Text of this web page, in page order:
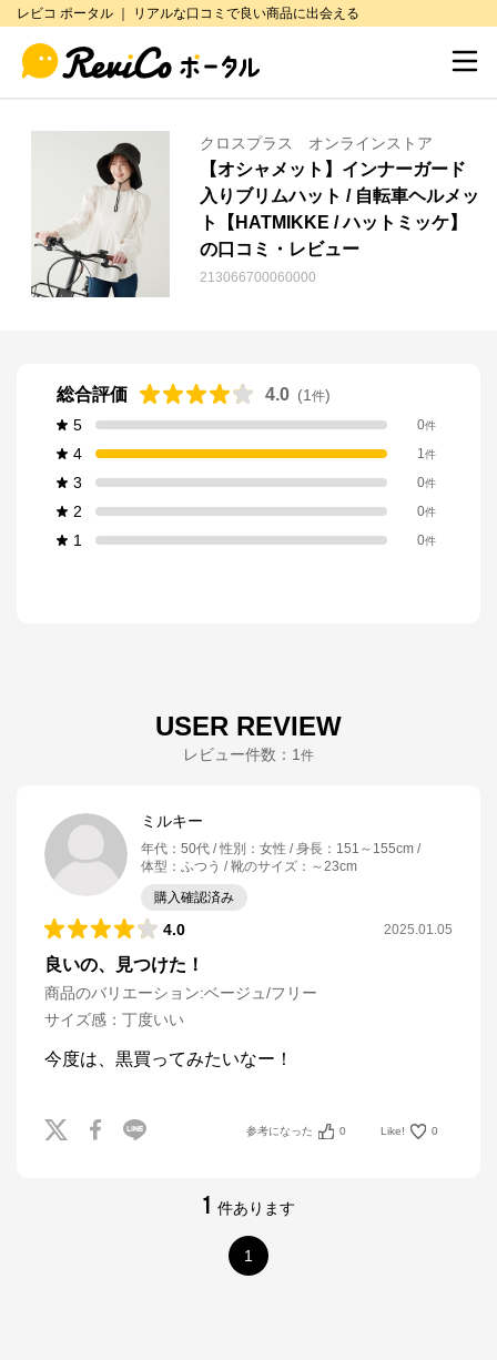
レビコ ポータル ｜ リアルな口コミで良い商品に出会える
クロスプラス オンラインストア
【オシャメット】インナーガード
入りブリムハット / 自転車ヘルメッ
ト【HATMIKKE / ハットミッケ】
の口コミ・レビュー
213066700060000
総合評価 4.0 (1 件)
5
0件
4 1件
3 0件
2 0件
1 0件
USER REVIEW
レビュー件数： 1 件
ミルキー
年代 ： 50代 性別 ： 女性 身長 ： 151～155cm
体型 ： ふつう 靴のサイズ ： ～23cm
購入確認済み
4.0 2025.01.05
良いの、見つけた！
商品のバリエーション:ベージュ/フリー
サイズ感 ： 丁度いい
今度は、黒買ってみたいなー！
参考になった 0 Like! 0
1 件あります
1